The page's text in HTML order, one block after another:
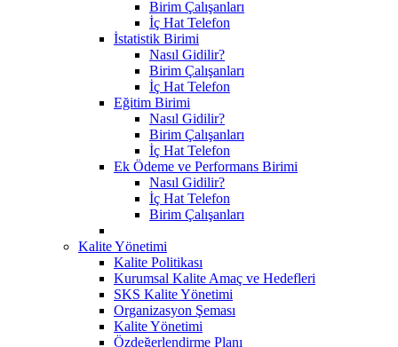
Birim Çalışanları
İç Hat Telefon
İstatistik Birimi
Nasıl Gidilir?
Birim Çalışanları
İç Hat Telefon
Eğitim Birimi
Nasıl Gidilir?
Birim Çalışanları
İç Hat Telefon
Ek Ödeme ve Performans Birimi
Nasıl Gidilir?
İç Hat Telefon
Birim Çalışanları
Kalite Yönetimi
Kalite Politikası
Kurumsal Kalite Amaç ve Hedefleri
SKS Kalite Yönetimi
Organizasyon Şeması
Kalite Yönetimi
Özdeğerlendirme Planı